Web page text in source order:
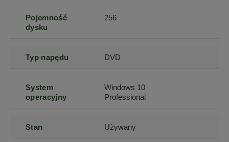
Pojemność
dysku
256
Typ napędu DVD
System
operacyjny
Windows 10
Professional
Stan Używany